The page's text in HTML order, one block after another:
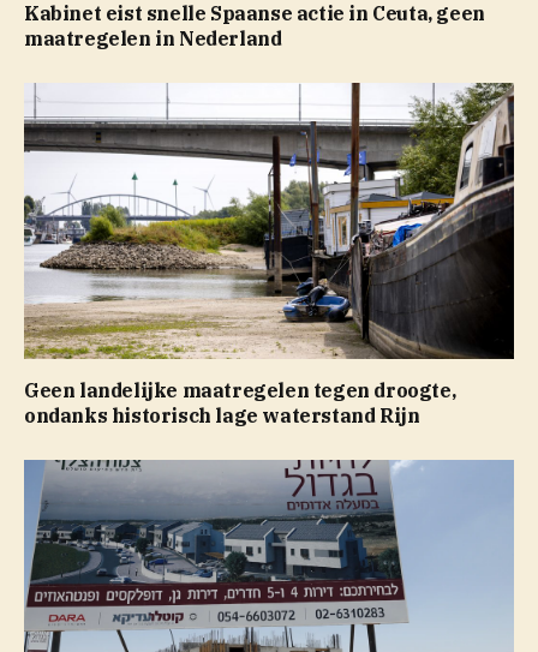
Kabinet eist snelle Spaanse actie in Ceuta, geen
maatregelen in Nederland
Geen landelijke maatregelen tegen droogte,
ondanks historisch lage waterstand Rijn